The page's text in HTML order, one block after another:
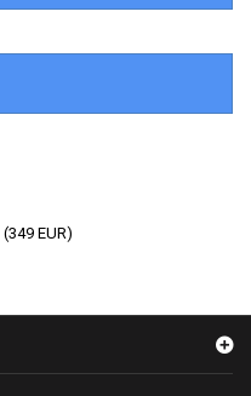
(349 EUR)